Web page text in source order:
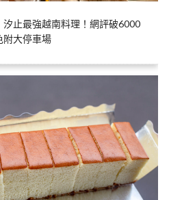
汐止最強越南料理！網評破6000
附大停車場